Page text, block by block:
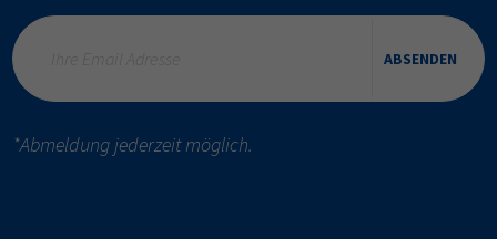
ABSENDEN
*Abmeldung jederzeit möglich.